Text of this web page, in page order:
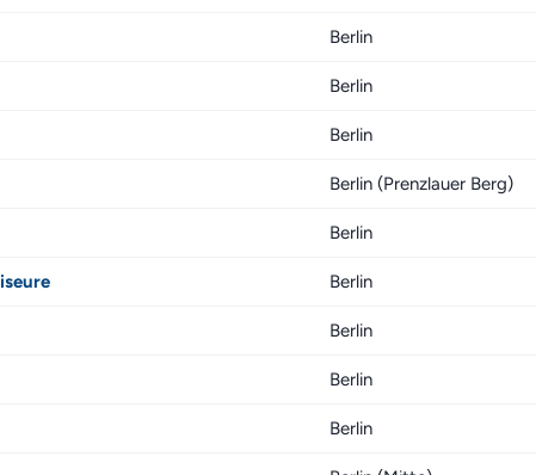
Berlin
Berlin
Berlin
Berlin (Prenzlauer Berg)
Berlin
Berlin
Berlin
Berlin
Berlin